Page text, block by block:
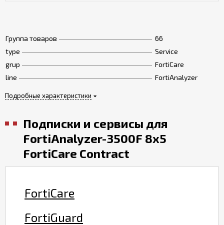
Группа товаров
66
type
Service
grup
FortiCare
line
FortiAnalyzer
Подробные характеристики
Подписки и сервисы для
FortiAnalyzer-3500F 8x5
FortiCare Contract
FortiCare
FortiGuard